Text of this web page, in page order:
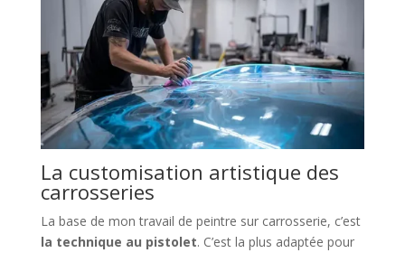
La customisation artistique des
carrosseries
La base de mon travail de peintre sur carrosserie, c’est
la technique au pistolet. C’est la plus adaptée pour